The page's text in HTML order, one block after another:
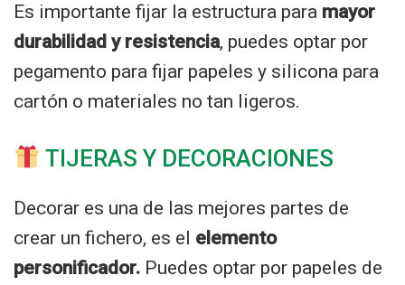
Es importante fijar la estructura para mayor
durabilidad y resistencia, puedes optar por
pegamento para fijar papeles y silicona para
cartón o materiales no tan ligeros.
TIJERAS Y DECORACIONES
Decorar es una de las mejores partes de
crear un fichero, es el elemento
personificador. Puedes optar por papeles de